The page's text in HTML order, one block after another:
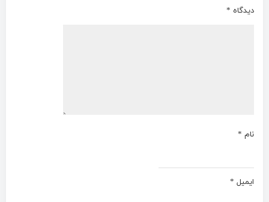
دیدگاه *
نام *
ایمیل *